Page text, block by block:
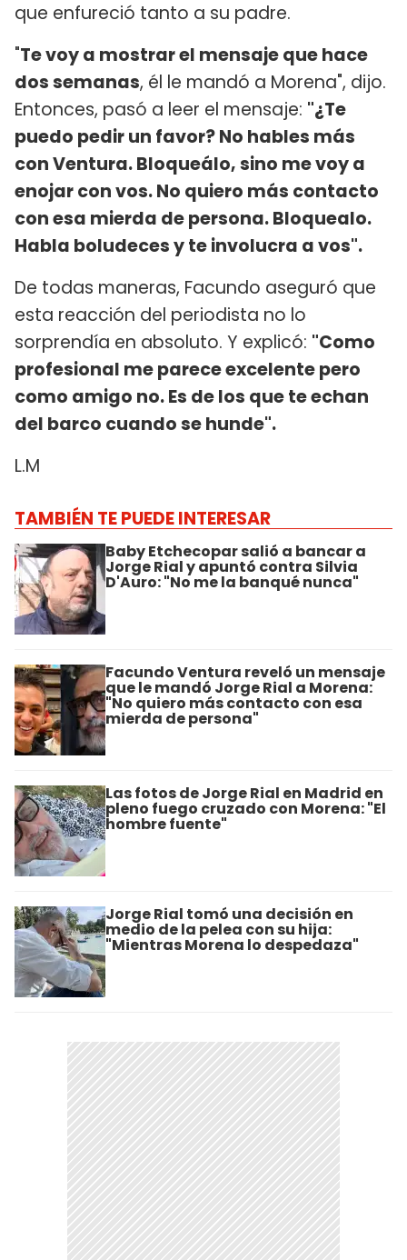
que enfureció tanto a su padre.
"Te voy a mostrar el mensaje que hace
dos semanas, él le mandó a Morena", dijo.
Entonces, pasó a leer el mensaje: "¿Te
puedo pedir un favor? No hables más
con Ventura. Bloqueálo, sino me voy a
enojar con vos. No quiero más contacto
con esa mierda de persona. Bloquealo.
Habla boludeces y te involucra a vos".
De todas maneras, Facundo aseguró que
esta reacción del periodista no lo
sorprendía en absoluto. Y explicó: "Como
profesional me parece excelente pero
como amigo no. Es de los que te echan
del barco cuando se hunde".
L.M
TAMBIÉN TE PUEDE INTERESAR
Baby Etchecopar salió a bancar a
Jorge Rial y apuntó contra Silvia
D'Auro: "No me la banqué nunca"
Facundo Ventura reveló un mensaje
que le mandó Jorge Rial a Morena:
"No quiero más contacto con esa
mierda de persona"
Las fotos de Jorge Rial en Madrid en
pleno fuego cruzado con Morena: "El
hombre fuente"
Jorge Rial tomó una decisión en
medio de la pelea con su hija:
"Mientras Morena lo despedaza"